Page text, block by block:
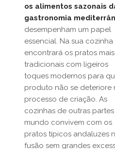
os alimentos sazonais
gastronomia
desempenham um papel
essencial. Na sua cozinha
encontrará os pratos mais
tradicionais com ligeiros
toques modernos para
produto não se deteriore
processo de criação. As
cozinhas de outras
mundo convivem com os
pratos típicos andaluzes
fusão sem grandes